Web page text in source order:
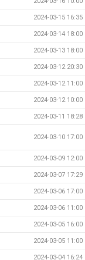
2024-03-15 16:35
2024-03-14 18:00
2024-03-13 18:00
2024-03-12 20:30
2024-03-12 11:00
2024-03-12 10:00
2024-03-11 18:28
2024-03-10 17:00
2024-03-09 12:00
2024-03-07 17:29
2024-03-06 17:00
2024-03-06 11:00
2024-03-05 16:00
2024-03-05 11:00
2024-03-04 16:24